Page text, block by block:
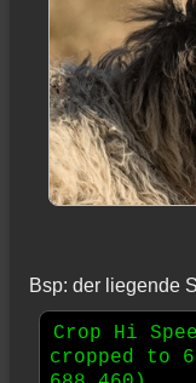
Bsp: der liegende
Crop Hi
cropped to